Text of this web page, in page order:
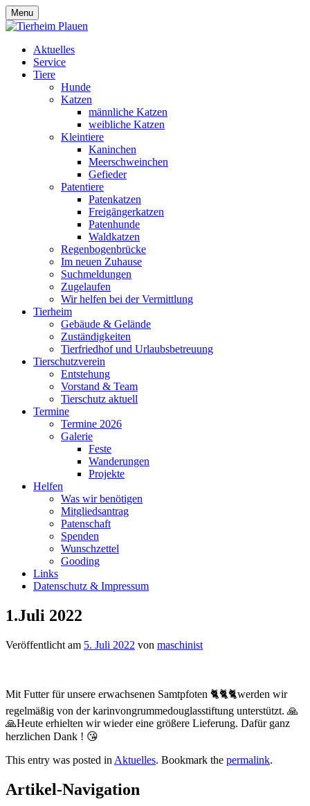
Menu
Aktuelles
Service
Tiere
Hunde
Katzen
männliche Katzen
weibliche Katzen
Kleintiere
Kaninchen
Meerschweinchen
Gefieder
Patentiere
Patenkatzen
Freigängerkatzen
Patenhunde
Waldkatzen
Regenbogenbrücke
Im neuen Zuhause
Suchmeldungen
Zugelaufen
Wir helfen bei der Vermittlung
Tierheim
Gebäude & Gelände
Zuständigkeiten
Tierfriedhof und Urlaubsbetreuung
Tierschutzverein
Entstehung
Vorstand & Team
Tierschutz aktuell
Termine
Termine 2026
Galerie
Feste
Wanderungen
Projekte
Helfen
Was wir benötigen
Mitgliedsantrag
Patenschaft
Spenden
Wunschzettel
Gooding
Links
Datenschutz & Impressum
1.Juli 2022
Veröffentlicht am 5. Juli 2022 von maschinist
Mit Futter für unsere erwachsenen Samtpfoten 🐈🐈🐈werden wir
regelmäßig von der karinvongrummedouglasstiftung unterstützt. 🙏
🙏Heute erhielten wir wieder eine größere Lieferung. Dafür ganz
herzlichen Dank ! 😘
This entry was posted in Aktuelles. Bookmark the permalink.
Artikel-Navigation